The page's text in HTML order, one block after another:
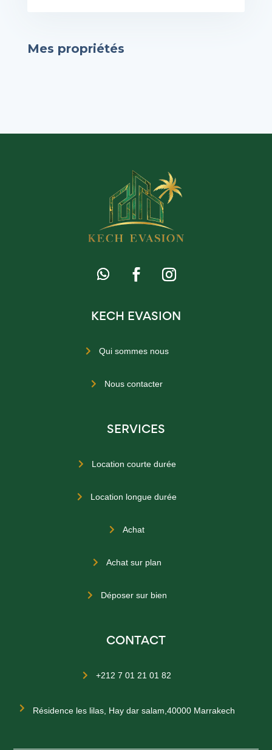
Mes propriétés
KECH EVASION
 Qui sommes nous
 Nous contacter
SERVICES
 Location courte durée
 Location longue durée
 Achat
 Achat sur plan
 Déposer sur bien
CONTACT
 +212 7 01 21 01 82
 Résidence les lilas, Hay dar salam,40000 Marrakech